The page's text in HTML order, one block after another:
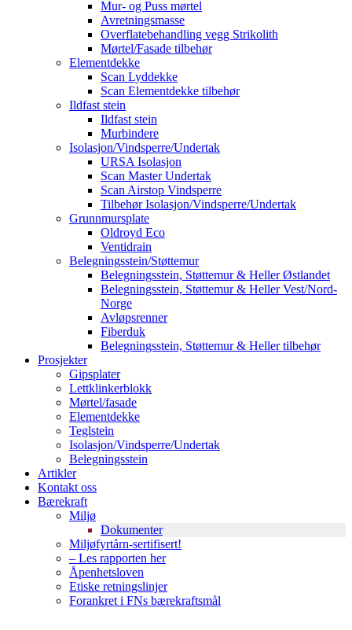
Mur- og Puss mørtel
Avretningsmasse
Overflatebehandling vegg Strikolith
Mørtel/Fasade tilbehør
Elementdekke
Scan Lyddekke
Scan Elementdekke tilbehør
Ildfast stein
Ildfast stein
Murbindere
Isolasjon/Vindsperre/Undertak
URSA Isolasjon
Scan Master Undertak
Scan Airstop Vindsperre
Tilbehør Isolasjon/Vindsperre/Undertak
Grunnmursplate
Oldroyd Eco
Ventidrain
Belegningsstein/Støttemur
Belegningsstein, Støttemur & Heller Østlandet
Belegningsstein, Støttemur & Heller Vest/Nord-
Norge
Avløpsrenner
Fiberduk
Belegningsstein, Støttemur & Heller tilbehør
Prosjekter
Gipsplater
Lettklinkerblokk
Mørtel/fasade
Elementdekke
Teglstein
Isolasjon/Vindsperre/Undertak
Belegningsstein
Artikler
Kontakt oss
Bærekraft
Miljø
Dokumenter
Miljøfyrtårn-sertifisert!
– Les rapporten her
Åpenhetsloven
Etiske retningslinjer
Forankret i FNs bærekraftsmål